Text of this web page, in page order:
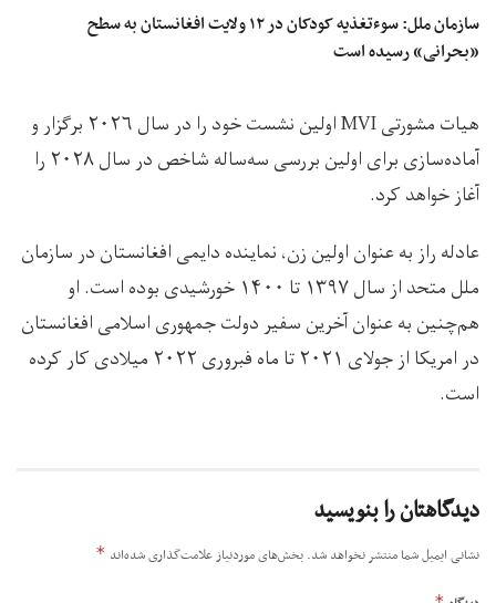
سازمان ملل: سوءتغذیه کودکان در ۱۲ ولایت‌ افغانستان به سطح
«بحرانی» رسیده است
هیات مشورتی MVI اولین نشست خود را در سال ۲۰۲۶ برگزار و
آماده‌سازی برای اولین بررسی سه‌ساله شاخص در سال ۲۰۲۸ را
آغاز خواهد کرد.
عادله راز به عنوان اولین زن، نماینده دایمی افغانستان در سازمان
ملل متحد از سال ۱۳۹۷ تا ۱۴۰۰ خورشیدی بوده است. او
هم‌چنین به عنوان آخرین سفیر دولت جمهوری اسلامی افغانستان
در امریکا از جولای ۲۰۲۱ تا ماه فبروری ۲۰۲۲ میلادی کار کرده
است.
دیدگاهتان را بنویسید
نشانی ایمیل شما منتشر نخواهد شد. بخش‌های موردنیاز علامت‌گذاری شده‌اند *